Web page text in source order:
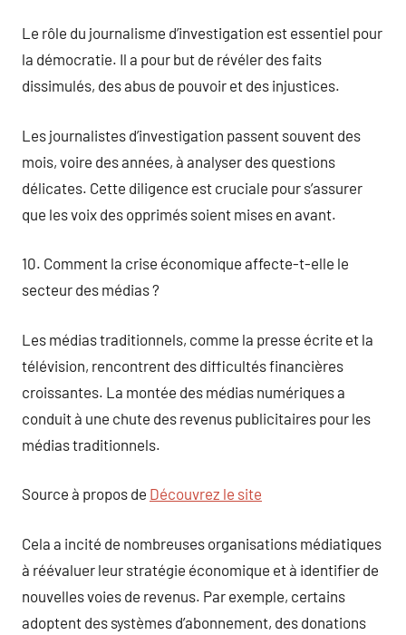
Le rôle du journalisme d’investigation est essentiel pour
la démocratie. Il a pour but de révéler des faits
dissimulés, des abus de pouvoir et des injustices.
Les journalistes d’investigation passent souvent des
mois, voire des années, à analyser des questions
délicates. Cette diligence est cruciale pour s’assurer
que les voix des opprimés soient mises en avant.
10. Comment la crise économique affecte-t-elle le
secteur des médias ?
Les médias traditionnels, comme la presse écrite et la
télévision, rencontrent des difficultés financières
croissantes. La montée des médias numériques a
conduit à une chute des revenus publicitaires pour les
médias traditionnels.
Source à propos de Découvrez le site
Cela a incité de nombreuses organisations médiatiques
à réévaluer leur stratégie économique et à identifier de
nouvelles voies de revenus. Par exemple, certains
adoptent des systèmes d’abonnement, des donations